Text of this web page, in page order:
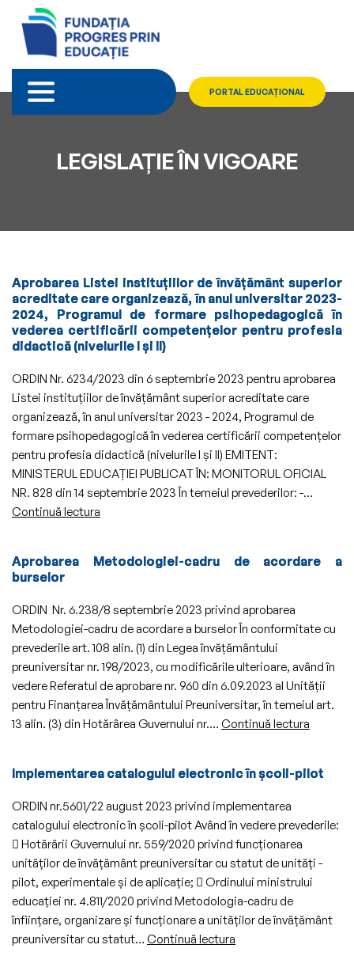
PORTAL EDUCAȚIONAL
LEGISLAȚIE ÎN VIGOARE
Aprobarea Listei instituţiilor de învăţământ superior
acreditate care organizează, în anul universitar 2023-
2024, Programul de formare psihopedagogică în
vederea certificării competenţelor pentru profesia
didactică (nivelurile I şi II)
ORDIN Nr. 6234/2023 din 6 septembrie 2023 pentru aprobarea
Listei instituţiilor de învăţământ superior acreditate care
organizează, în anul universitar 2023 - 2024, Programul de
formare psihopedagogică în vederea certificării competenţelor
pentru profesia didactică (nivelurile I şi II) EMITENT:
MINISTERUL EDUCAŢIEI PUBLICAT ÎN: MONITORUL OFICIAL
NR. 828 din 14 septembrie 2023 În temeiul prevederilor: -…
Continuă lectura
de
superior
acreditate
care
organizează,
în
anul
universitar
Programul
formare
psihopedagogică
în
vederea
certificării
competenţelor
pentru
profesia
Aprobarea Metodologiei-cadru de acordare a
burselor
ORDIN Nr. 6.238/8 septembrie 2023 privind aprobarea
Metodologiei-cadru de acordare a burselor În conformitate cu
prevederile art. 108 alin. (1) din Legea învățământului
preuniversitar nr. 198/2023, cu modificările ulterioare, având în
vedere Referatul de aprobare nr. 960 din 6.09.2023 al Unității
pentru Finanțarea Învățământului Preuniversitar, în temeiul art.
13 alin. (3) din Hotărârea Guvernului nr.… Continuă lectura
de
a
Implementarea catalogului electronic în şcoli-pilot
ORDIN nr.5601/22 august 2023 privind implementarea
catalogului electronic în școli-pilot Având în vedere prevederile:
 Hotărârii Guvernului nr. 559/2020 privind funcționarea
unităților de învățământ preuniversitar cu statut de unități -
pilot, experimentale și de aplicație;  Ordinului ministrului
educației nr. 4.811/2020 privind Metodologia-cadru de
înființare, organizare și funcționare a unităților de învățământ
preuniversitar cu statut… Continuă lectura